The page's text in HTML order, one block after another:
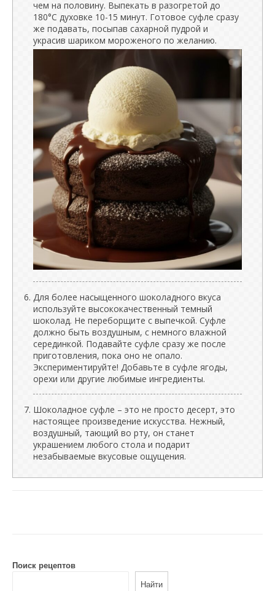
чем на половину. Выпекать в разогретой до
180°C духовке 10-15 минут. Готовое суфле сразу
же подавать, посыпав сахарной пудрой и
украсив шариком мороженого по желанию.
Для более насыщенного шоколадного вкуса
используйте высококачественный темный
шоколад. Не переборщите с выпечкой. Суфле
должно быть воздушным, с немного влажной
серединкой. Подавайте суфле сразу же после
приготовления, пока оно не опало.
Экспериментируйте! Добавьте в суфле ягоды,
орехи или другие любимые ингредиенты.
Шоколадное суфле – это не просто десерт, это
настоящее произведение искусства. Нежный,
воздушный, тающий во рту, он станет
украшением любого стола и подарит
незабываемые вкусовые ощущения.
Поиск рецептов
Найти